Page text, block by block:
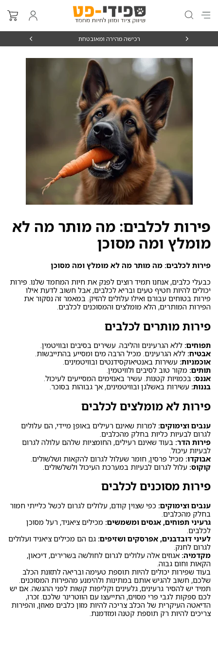
רכישה מהירה ומאובטחת
פירות לכלבים: מה מותר מה לא
מומלץ ומה מסוכן
פירות לכלבים: מה מותר מה לא מומלץ ומה מסוכן
כבעלי כלבים, אנחנו תמיד רוצים לפנק את חיות המחמד שלנו. פירות
יכולים להיות חטיף טעים ובריא לכלבים, אבל חשוב לדעת אילו
פירות בטוחים עבורם ואילו עלולים להזיק. במאמר זה נסקור את
הפירות המותרים, הלא מומלצים והמסוכנים לכלבים.
פירות מותרים לכלבים
תפוחים: ללא הגרעינים והליבה. עשירים בסיבים ובוויטמין.
אבטיח: ללא הגרעינים. מכיל הרבה מים ומסייע בהתייבשות.
אוכמניות: עשירות באנטיאוקסידנטים ובוויטמינים.
תותים: מקור טוב לסיבים ולוויטמין.
אננס: בכמויות קטנות. עשיר באנזימים המסייעים לעיכול.
בננות: עשירות באשלגן ובוויטמינים, אך גבוהות בסוכר.
פירות לא מומלצים לכלבים
ענבים וצימוקים: למרות שאינם רעילים באופן מיידי, הם עלולים
לגרום לבעיות כליות בחלק מהכלבים.
פירות הדר: בעוד שאינם רעילים, החומציות שלהם עלולה לגרום
לבעיות עיכול.
אבוקדו: מכיל פרסין, חומר שעלול לגרום להקאות ושלשולים.
קוקוס: עלול לגרום לבעיות במערכת העיכול ולשלשולים.
פירות מסוכנים לכלבים
ענבים וצימוקים: כפי שצוין קודם, עלולים לגרום לכשל כלייתי חמור
בחלק מהכלבים.
גרעיני תפוחים, אגסים ומשמשים: מכילים ציאניד, רעל מסוכן
לכלבים.
לעיני דובדבנים, אפרסקים ושזיפים: גם הם מכילים ציאניד ועלולים
לגרום לחנק.
מקדמיה: אגוזים אלה עלולים לגרום לחולשה בשרירים, דיכאון,
הקאות וחום גבוה.
בעוד שפירות יכולים להיות תוספת טעימה ובריאה לתזונת הכלב
שלכם, חשוב להגיש אותם במתינות ולהימנע מהפירות המסוכנים.
תמיד יש להסיר גרעינים, גלעינים וקליפות קשות לפני ההגשה. אם יש
לכם ספקות לגבי פרי מסוים, התייעצו עם הווטרינר שלכם. זכרו,
הדיאטה העיקרית של הכלב צריכה להיות מזון כלבים מאוזן, והפירות
צריכים להיות רק תוספת קטנה ומזדמנת.